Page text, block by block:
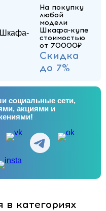
На покупку
любой
модели
Шкафа-купе
стоимостью
от 70000₽
Скидка
до 7%
социальные сети,
акциями и
категориях